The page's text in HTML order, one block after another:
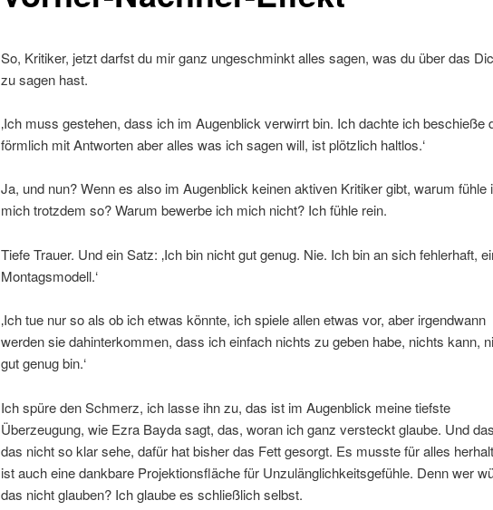
So, Kritiker, jetzt darfst du mir ganz ungeschminkt alles sagen, was du über das
zu sagen hast.
‚Ich muss gestehen, dass ich im Augenblick verwirrt bin. Ich dachte ich beschieße
förmlich mit Antworten aber alles was ich sagen will, ist plötzlich haltlos.‘
Ja, und nun? Wenn es also im Augenblick keinen aktiven Kritiker gibt, warum fühle
mich trotzdem so? Warum bewerbe ich mich nicht? Ich fühle rein.
Tiefe Trauer. Und ein Satz: ‚Ich bin nicht gut genug. Nie. Ich bin an sich fehlerhaft,
Montagsmodell.‘
‚Ich tue nur so als ob ich etwas könnte, ich spiele allen etwas vor, aber irgendwann
werden sie dahinterkommen, dass ich einfach nichts zu geben habe, nichts kann,
gut genug bin.‘
Ich spüre den Schmerz, ich lasse ihn zu, das ist im Augenblick meine tiefste
Überzeugung, wie Ezra Bayda sagt, das, woran ich ganz versteckt glaube. Und
das nicht so klar sehe, dafür hat bisher das Fett gesorgt. Es musste für alles
ist auch eine dankbare Projektionsfläche für Unzulänglichkeitsgefühle. Denn wer
das nicht glauben? Ich glaube es schließlich selbst.